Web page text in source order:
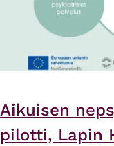
Aikuisen
pilotti, Lapin